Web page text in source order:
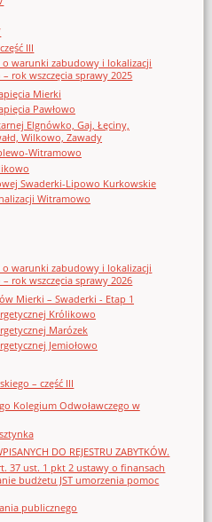
III
o warunki zabudowy i lokalizacji
rok wszczęcia sprawy 2025
Mierki
Pawłowo
Elgnówko, Gaj, Łęciny,
Wilkowo, Zawady
Witramowo
Swaderki-Lipowo Kurkowskie
Witramowo
o warunki zabudowy i lokalizacji
rok wszczęcia sprawy 2026
Mierki – Swaderki - Etap 1
Królikowo
Marózek
Jemiołowo
– część III
Kolegium Odwoławczego w
DO REJESTRU ZABYTKÓW.
37 ust. 1 pkt 2 ustawy o finansach
budżetu JST umorzenia pomoc
publicznego